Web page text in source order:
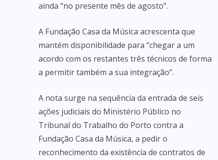
ainda “no presente mês de agosto”.
A Fundação Casa da Música acrescenta que
mantém disponibilidade para “chegar a um
acordo com os restantes três técnicos de forma
a permitir também a sua integração”.
A nota surge na sequência da entrada de seis
ações judiciais do Ministério Público no
Tribunal do Trabalho do Porto contra a
Fundação Casa da Música, a pedir o
reconhecimento da existência de contratos de